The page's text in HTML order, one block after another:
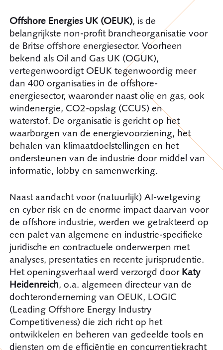
Offshore Energies UK (OEUK), is de
belangrijkste non-profit brancheorganisatie voor
de Britse offshore energiesector. Voorheen
bekend als Oil and Gas UK (OGUK),
vertegenwoordigt OEUK tegenwoordig meer
dan 400 organisaties in de offshore-
energiesector, waaronder naast olie en gas, ook
windenergie, CO2-opslag (CCUS) en
waterstof. De organisatie is gericht op het
waarborgen van de energievoorziening, het
behalen van klimaatdoelstellingen en het
ondersteunen van de industrie door middel van
informatie, lobby en samenwerking.
Naast aandacht voor (natuurlijk) AI-wetgeving
en cyber risk en de enorme impact daarvan voor
de offshore industrie, werden we getrakteerd op
een palet van algemene en industrie-specifieke
juridische en contractuele onderwerpen met
analyses, presentaties en recente jurisprudentie.
Het openingsverhaal werd verzorgd door Katy
Heidenreich, o.a. algemeen directeur van de
dochteronderneming van OEUK, LOGIC
(Leading Offshore Energy Industry
Competitiveness) die zich richt op het
ontwikkelen en beheren van gedeelde tools en
diensten om de efficiëntie en concurrentiekracht